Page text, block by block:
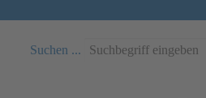
Suchen ...